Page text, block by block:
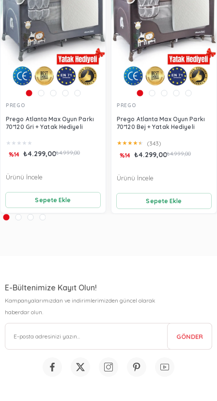
PREGO
Prego Atlanta Max Oyun Parkı
70*120 Gri + Yatak Hediyeli
★ ★ ★ ★ ★
₺4.299,00₺4.999,00
%14
Sepete Ekle
Ürünü İncele
PREGO
Prego Atlanta Max Oyun Parkı
70*120 Bej + Yatak Hediyeli
★★★★★ (343)
₺4.299,00₺4.999,00
%14
Sepete Ekle
Ürünü İncele
E-Bültenimize Kayıt Olun!
Kampanyalarımızdan ve indirimlerimizden güncel olarak
haberdar olun.
GÖNDER